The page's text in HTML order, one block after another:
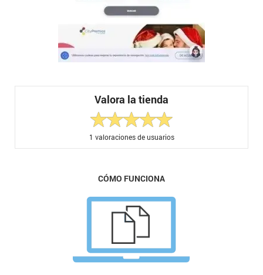
Valora la tienda
1 valoraciones de usuarios
CÓMO FUNCIONA